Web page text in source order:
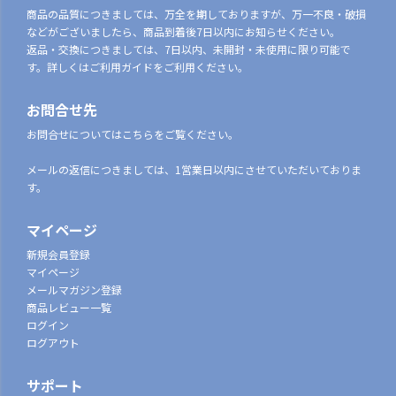
商品の品質につきましては、万全を期しておりますが、万一不良・破損
などがございましたら、商品到着後7日以内にお知らせください。
返品・交換につきましては、7日以内、未開封・未使用に限り可能で
す。詳しくはご利用ガイドをご利用ください。
お問合せ先
お問合せについてはこちらをご覧ください。
メールの返信につきましては、1営業日以内にさせていただいておりま
す。
マイページ
新規会員登録
マイページ
メールマガジン登録
商品レビュー一覧
ログイン
ログアウト
サポート